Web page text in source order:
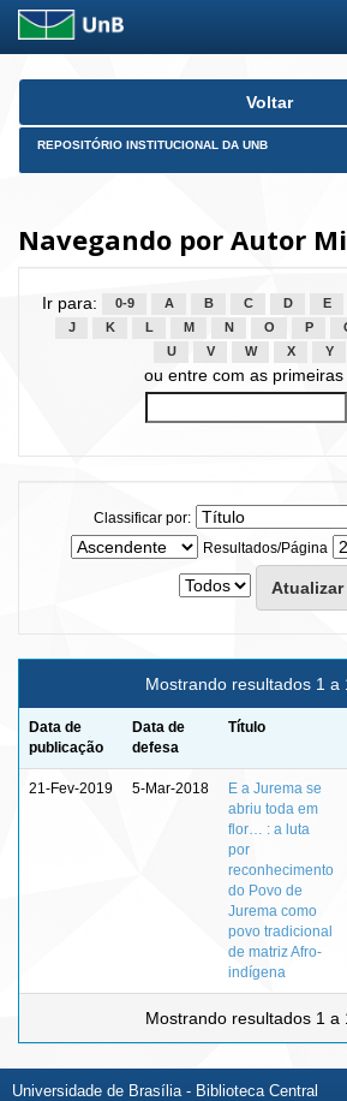
Skip
Voltar
REPOSITÓRIO INSTITUCIONAL DA UNB
Navegando por Autor
Ir para: 0-9 A B C D E
J
K L M N O P
U
V W X Y
ou entre com as primeiras
Classificar por:
Resultados/Página
Mostrando resultados 1 a
Data de
publicação
Data de
defesa
Título
21-Fev-2019 5-Mar-2018
E a Jurema se
abriu toda em
flor… : a luta
por
reconhecimento
do Povo de
Jurema como
povo tradicional
de matriz Afro-
indígena
Mostrando resultados 1 a
Universidade de Brasília - Biblioteca Central